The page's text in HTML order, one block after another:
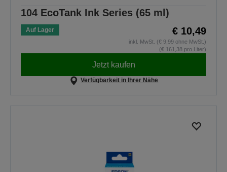
104 EcoTank Ink Series (65 ml)
Auf Lager € 10,49
inkl. MwSt. (€ 9,99 ohne MwSt.)
(€ 161,38 pro Liter)
Jetzt kaufen
Verfügbarkeit in Ihrer Nähe